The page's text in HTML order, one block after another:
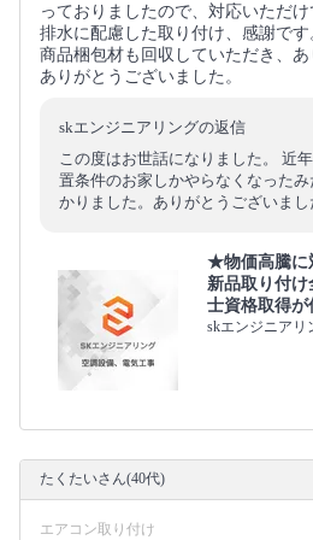
っておりましたので、対応いただけ
排水に配慮した取り付け、感謝です
商品梱包材も回収していただき、あ
ありがとうございました。
skエンジニアリングの返信
この度はお世話になりました。 近
置条件のお家しかやらなくなった
かりました。ありがとうございまし
★物価高騰に
新品取り付
士資格取得が
skエンジニアリ
たくたいさん(40代)
エアコン取り付け